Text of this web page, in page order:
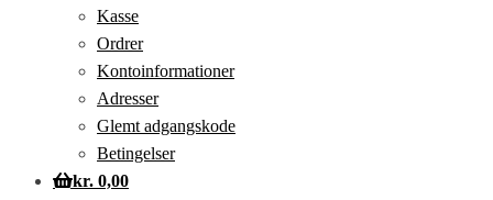
Kasse
Ordrer
Kontoinformationer
Adresser
Glemt adgangskode
Betingelser
kr. 0,00